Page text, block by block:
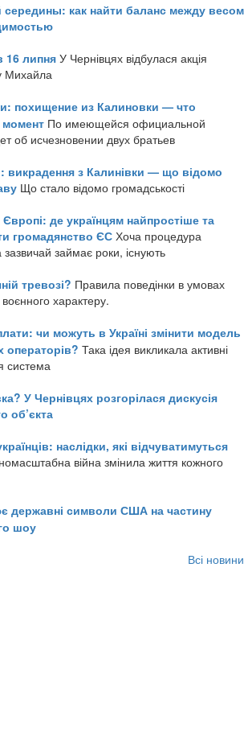
как найти баланс между весом
16 липня У Чернівцях відбулася акція
Михайла
похищение из Калиновки — что
момент По имеющейся официальной
об исчезновении двух братьев
викрадення з Калинівки — що відомо
Що стало відомо громадськості
де українцям найпростіше та
громадянство ЄС Хоча процедура
займає роки, існують
тревозі? Правила поведінки в умовах
воєнного характеру.
чи можуть в Україні змінити модель
операторів? Така ідея викликала активні
система
У Чернівцях розгорілася дискусія
об’єкта
наслідки, які відчуватимуться
війна змінила життя кожного
державні символи США на частину
шоу
Всі новини